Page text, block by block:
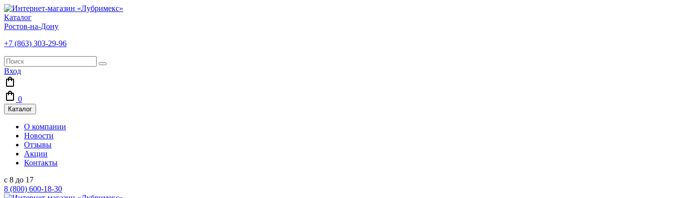
Каталог
Ростов-на-Дону
+7 (863) 303-29-96
Вход
0
Каталог
О компании
Новости
Отзывы
Акции
Контакты
с 8 до 17
8 (800) 600-18-30